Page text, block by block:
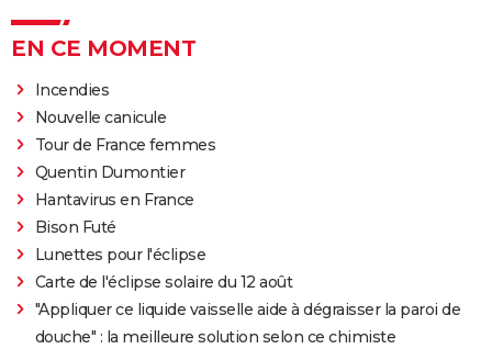
EN CE MOMENT
Incendies
Nouvelle canicule
Tour de France femmes
Quentin Dumontier
Hantavirus en France
Bison Futé
Lunettes pour l'éclipse
Carte de l'éclipse solaire du 12 août
"Appliquer ce liquide vaisselle aide à dégraisser la paroi de
douche" : la meilleure solution selon ce chimiste